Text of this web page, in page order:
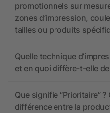
promotionnels sur
zones d’impression,
tailles ou produits
Quelle technique
et en quoi diffère-t-elle
Que signifie “Prioritaire” ?
différence entre la